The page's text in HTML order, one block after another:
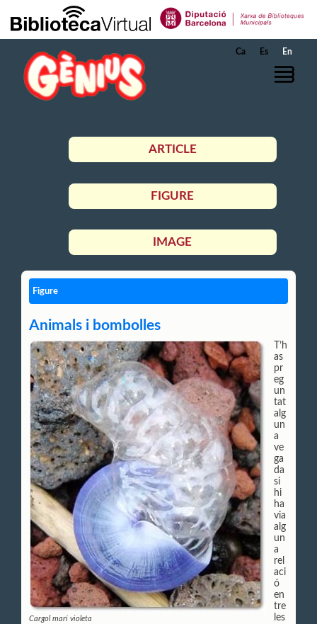
Skip to Main Content
Ca Es En
ARTICLE
FIGURE
IMAGE
Figure
Animals i bombolles
Cargol marí violeta
T’h
as
pr
eg
un
tat
alg
un
a
ve
ga
da
si
hi
ha
via
alg
un
a
rel
aci
ó
en
tre
les